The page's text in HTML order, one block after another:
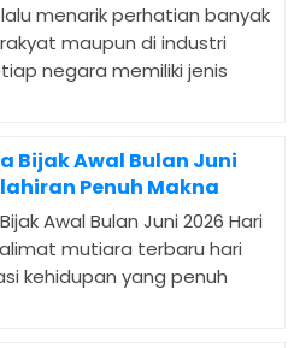
menarik perhatian banyak
maupun di industri
negara memiliki jenis
Bijak Awal Bulan Juni
Penuh Makna
Awal Bulan Juni 2026 Hari
mutiara terbaru hari
kehidupan yang penuh